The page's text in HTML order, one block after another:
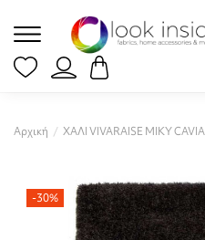
Αρχική ΧΑΛΙ VIVARAISE MIKY
-30%